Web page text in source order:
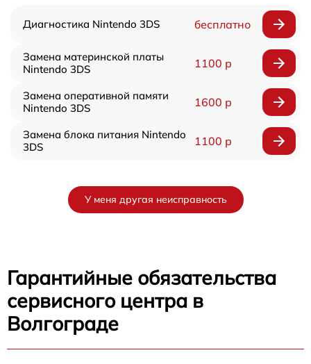
Диагностика Nintendo 3DS бесплатно
Замена материнской платы
Nintendo 3DS
1100 р
Замена оперативной памяти
Nintendo 3DS
1600 р
Замена блока питания Nintendo
3DS
1100 р
У меня другая неисправность
Гарантийные обязательства
сервисного центра в
Волгограде